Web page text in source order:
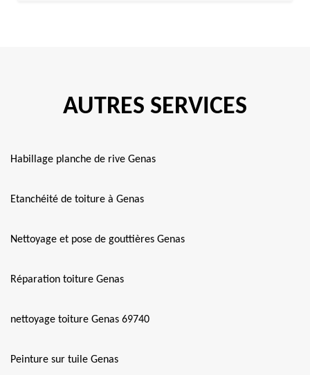
AUTRES SERVICES
Habillage planche de rive Genas
Etanchéité de toiture à Genas
Nettoyage et pose de gouttières Genas
Réparation toiture Genas
nettoyage toiture Genas 69740
Peinture sur tuile Genas